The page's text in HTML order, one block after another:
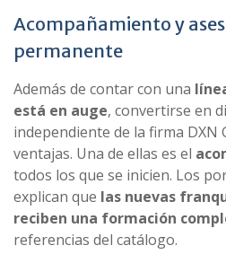
Acompañamiento y
permanente
Además de contar con una
está en auge, convertirse en
independiente de la firma DXN
ventajas. Una de ellas es el
todos los que se inicien. Los
explican que las nuevas
reciben una formación
referencias del catálogo.